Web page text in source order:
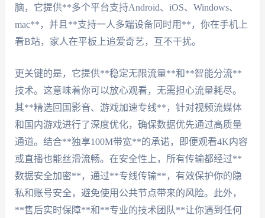
脑，它提供**多个平台支持Android、iOS、Windows、
mac**，并且**支持一人多端设备同时用**，你在手机上
看B站，家人在平板上追爱奇艺，互不干扰。
更关键的是，它提供**稳定无限流量**和**智能分流**
技术。这意味着你可以放心观看，无需担心流量耗尽。
其**精选回国影音、游戏加速专线**，针对视频流媒体
和国内游戏进行了深度优化，确保数据优先通过高质量
通道。结合**独享100M带宽**的承诺，即便观看4K内容
或直播也能丝滑流畅。在安全性上，所有传输都经过**
数据安全加密**，通过**专线传输**，有效保护你的隐
私和账号安全，避免使用公共节点带来的风险。此外，
**售后实时保障**和**专业的技术团队**让你遇到任何